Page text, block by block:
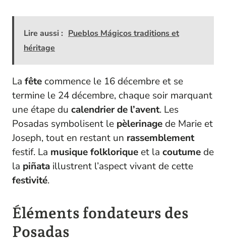
Lire aussi : Pueblos Mágicos traditions et
héritage
La fête commence le 16 décembre et se
termine le 24 décembre, chaque soir marquant
une étape du calendrier de l’avent. Les
Posadas symbolisent le pèlerinage de Marie et
Joseph, tout en restant un rassemblement
festif. La musique folklorique et la coutume de
la piñata illustrent l’aspect vivant de cette
festivité.
Éléments fondateurs des
Posadas